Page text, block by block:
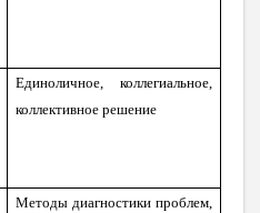
Единоличное, коллегиальное,
коллективное решение
Методы диагностики проблем,